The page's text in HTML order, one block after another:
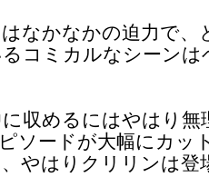
なかなかの迫力で、
コミカルなシーンは
収めるにはやはり無
ソードが大幅にカッ
やはりクリリンは登